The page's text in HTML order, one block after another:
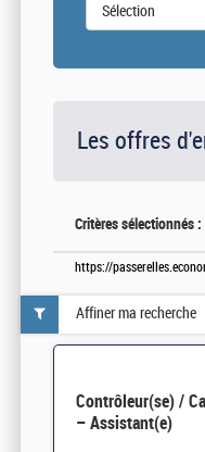
Sélection
Les offres
Critères sélectionnés :
https://
Contrôleur(se) /
– Assistant(e)
Affiner ma recherche